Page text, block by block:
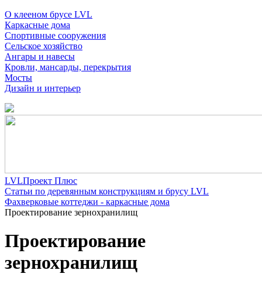
О клееном брусе LVL
Каркасные дома
Спортивные сооружения
Сельское хозяйство
Ангары и навесы
Кровли, мансарды, перекрытия
Мосты
Дизайн и интерьер
LVLПроект Плюс
Статьи по деревянным конструкциям и брусу LVL
Фахверковые коттеджи - каркасные дома
Проектирование зернохранилищ
Проектирование
зернохранилищ